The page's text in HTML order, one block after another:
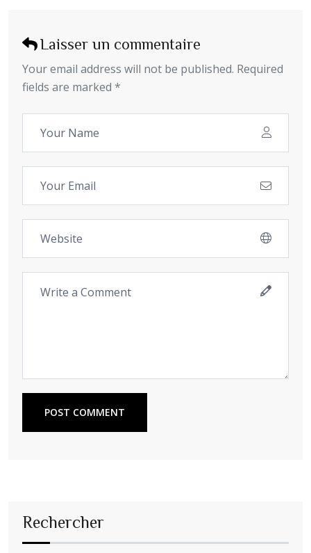
Laisser un commentaire
Your email address will not be published. Required
fields are marked *
POST COMMENT
Rechercher